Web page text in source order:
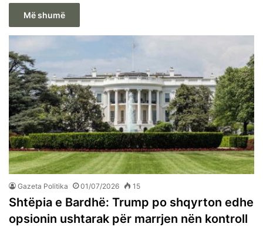
Më shumë
Gazeta Politika 01/07/2026 15
Shtëpia e Bardhë: Trump po shqyrton edhe
opsionin ushtarak për marrjen nën kontroll